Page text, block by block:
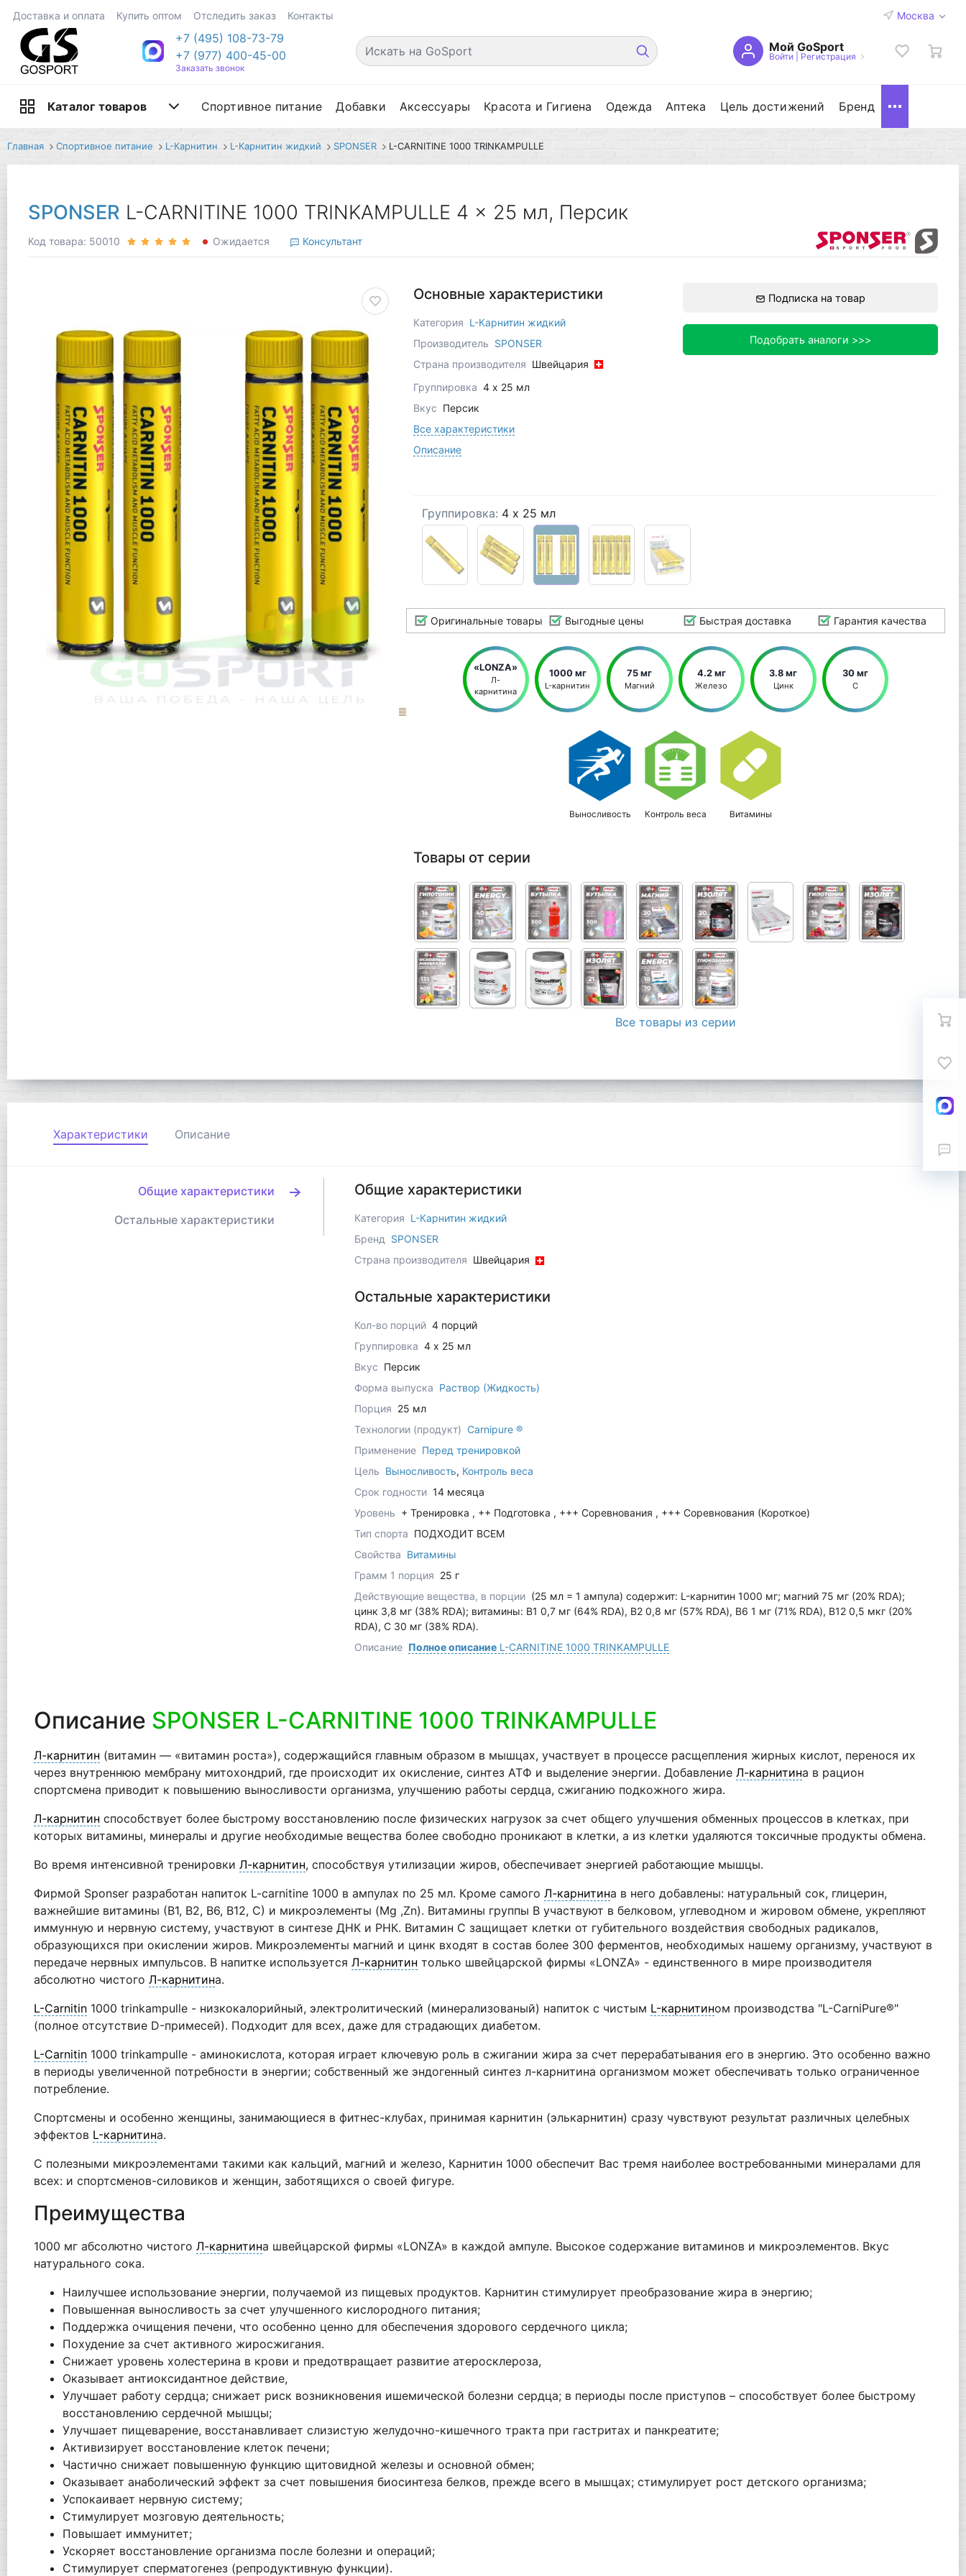
Доставка и оплата Купить оптом Отследить заказ Контакты Москва
+7 (495) 108-73-79
+7 (977) 400-45-00
Заказать звонок
Мой GoSport
Войти| Регистрация
Каталог товаров Спортивное питание Добавки Аксессуары Красота и Гигиена Одежда Аптека Цель достижений Бренд
Главная Спортивное питание L-Карнитин L-Карнитин жидкий SPONSER L-CARNITINE 1000 TRINKAMPULLE
SPONSER L-CARNITINE 1000 TRINKAMPULLE 4 x 25 мл, Персик
Код товара: 50010 Ожидается Консультант
Основные характеристики
Категория L-Карнитин жидкий
Производитель SPONSER
Страна производителя Швейцария
Группировка 4 x 25 мл
Вкус Персик
Все характеристики
Описание
Подписка на товар
Подобрать аналоги >>>
Группировка: 4 x 25 мл
Оригинальные товары Выгодные цены Быстрая доставка Гарантия качества
«LONZA»
Л-
карнитина
1000 мг
L-карнитин
75 мг
Магний
4.2 мг
Железо
3.8 мг
Цинк
30 мг
С
Выносливость Контроль веса Витамины
Товары от серии
Все товары из серии
Характеристики Описание
Общие характеристики
Остальные характеристики
Общие характеристики
Категория L-Карнитин жидкий
Бренд
SPONSER
Страна производителя Швейцария
Остальные характеристики
Кол-во порций 4 порций
Группировка 4 x 25 мл
Вкус Персик
Форма выпуска Раствор (Жидкость)
Порция 25 мл
Технологии (продукт) Carnipure ®
Применение Перед тренировкой
Цель Выносливость, Контроль веса
Срок годности 14 месяца
Уровень + Тренировка , ++ Подготовка , +++ Соревнования , +++ Соревнования (Короткое)
Тип спорта ПОДХОДИТ ВСЕМ
Свойства Витамины
Грамм 1 порция 25 г
Действующие вещества, в порции (25 мл = 1 ампула) содержит: L-карнитин 1000 мг; магний 75 мг (20% RDA);
цинк 3,8 мг (38% RDA); витамины: В1 0,7 мг (64% RDA), В2 0,8 мг (57% RDA), В6 1 мг (71% RDA), В12 0,5 мкг (20%
RDA), С 30 мг (38% RDA).
Описание Полное описаниеL-CARNITINE 1000 TRINKAMPULLE
Описание SPONSER L-CARNITINE 1000 TRINKAMPULLE
Л-карнитин (витамин — «витамин роста»), содержащийся главным образом в мышцах, участвует в процессе расщепления жирных кислот, перенося их
через внутреннюю мембрану митохондрий, где происходит их окисление, синтез АТФ и выделение энергии. Добавление Л-карнитина в рацион
спортсмена приводит к повышению выносливости организма, улуч­шению работы сердца, сжиганию подкожного жира.
Л-карнитин способствует более быстрому восстановлению после физических нагрузок за счет общего улучшения обменных процессов в клетках, при
которых витамины, минералы и другие необходимые вещества более свободно проникают в клетки, а из клетки удаляются токсичные продукты обмена.
Во время интенсивной тренировки Л-карнитин, способствуя утилизации жиров, обеспечивает энергией работающие мышцы.
Фирмой Sponser разработан напиток L-carnitine 1000 в ампулах по 25 мл. Кроме самого Л-карнитина в него добавлены: натуральный сок, глицерин,
важнейшие витамины (В1, В2, В6, В12, С) и микроэлементы (Mg ,Zn). Витамины группы В участвуют в белковом, углеводном и жировом обмене, укрепляют
иммунную и нервную систему, участвуют в синтезе ДНК и РНК. Витамин С защищает клетки от губительного воздействия свободных радикалов,
образующихся при окислении жиров. Микроэлементы магний и цинк входят в состав более 300 ферментов, необходимых нашему организму, участвуют в
передаче нервных импульсов. В напитке ис­пользуется Л-карнитин только швейцарской фирмы «LONZA» - единственного в мире производителя
абсолютно чистого Л-карнитина.
L-Carnitin1000 trinkampulle - низкокалорийный, электролитический (минерализованый) напиток с чистым L-карнитином производства "L-CarniPure®"
(полное отсутствие D-примесей). Подходит для всех, даже для страдающих диабетом.
L-Carnitin1000 trinkampulle - аминокислота, которая играет ключевую роль в сжигании жира за счет перерабатывания его в энергию. Это особенно важно
в периоды увеличенной потребности в энергии; собственный же эндогенный синтез л-карнитина организмом может обеспечивать только ограниченное
потребление.
Спортсмены и особенно женщины, занимающиеся в фитнес-клубах, принимая карнитин (элькарнитин) сразу чувствуют результат различных целебных
эффектов L-карнитина.
С полезными микроэлементами такими как кальций, магний и железо, Карнитин 1000 обеспечит Вас тремя наиболее востребованными минералами для
всех: и спортсменов-силовиков и женщин, заботящихся о своей фигуре.
Преимущества
1000 мг абсолютно чистого Л-карнитина швейцарской фирмы «LONZA» в каждой ампуле. Высокое содержание витаминов и микроэлементов. Вкус
натурального сока.
Наилучшее использование энергии, получаемой из пищевых продуктов. Карнитин стимулирует преобразование жира в энергию;
Повышенная выносливость за счет улучшенного кислородного питания;
Поддержка очищения печени, что особенно ценно для обеспечения здорового сердечного цикла;
Похудение за счет активного жиросжигания.
Снижает уровень холестерина в крови и предотвращает развитие атеросклероза,
Оказывает антиоксидантное действие,
Улучшает работу сердца; снижает риск возникновения ишемической болезни сердца; в периоды после приступов – способствует более быстрому
восстановлению сердечной мышцы;
Улучшает пищеварение, восстанавливает слизистую желудочно-кишечного тракта при гастритах и панкреатите;
Активизирует восстановление клеток печени;
Частично снижает повышенную функцию щитовидной железы и основной обмен;
Оказывает анаболический эффект за счет повышения биосинтеза белков, прежде всего в мышцах; стимулирует рост детского организма;
Успокаивает нервную систему;
Стимулирует мозговую деятельность;
Повышает иммунитет;
Ускоряет восстановление организма после болезни и операций;
Стимулирует сперматогенез (репродуктивную функции).